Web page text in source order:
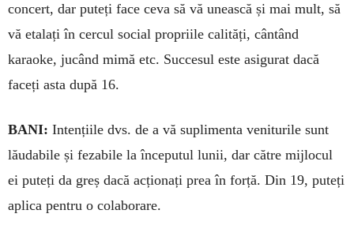
con­cert, dar puteți face ceva să vă unească și mai mult, să
vă etalați în cer­cul social pro­priile calități, cân­tând
karaoke, ju­când mimă etc. Suc­cesul este asi­gurat dacă
faceți asta după 16.
BANI: Intențiile dvs. de a vă supli­menta veniturile sunt
lăudabile și fezabile la începutul lunii, dar către mijlocul
ei puteți da greș dacă acțio­nați prea în forță. Din 19, puteți
apli­ca pentru o colaborare.